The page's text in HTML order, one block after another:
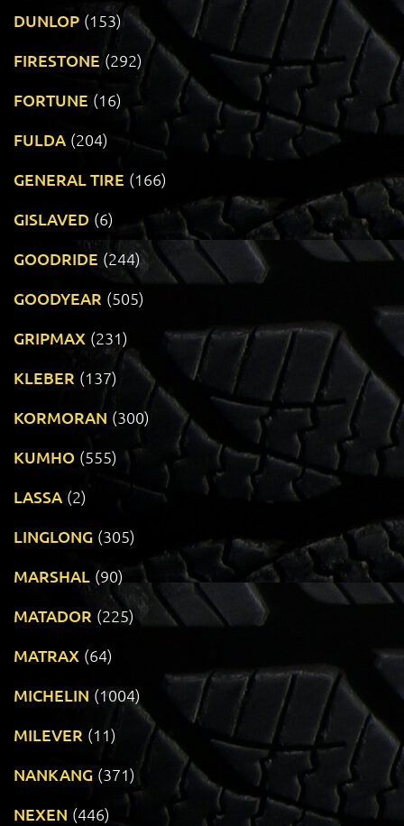
DUNLOP (153)
FIRESTONE (292)
FORTUNE (16)
FULDA (204)
GENERAL TIRE (166)
GISLAVED (6)
GOODRIDE (244)
GOODYEAR (505)
GRIPMAX (231)
KLEBER (137)
KORMORAN (300)
KUMHO (555)
LASSA (2)
LINGLONG (305)
MARSHAL (90)
MATADOR (225)
MATRAX (64)
MICHELIN (1004)
MILEVER (11)
NANKANG (371)
NEXEN (446)